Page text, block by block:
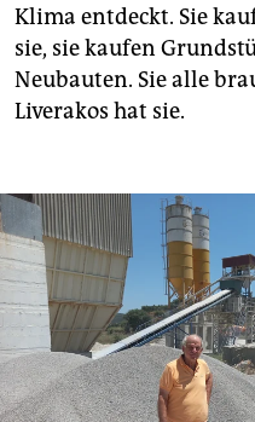
Klima entdeckt. Sie
sie, sie kaufen
Neubauten. Sie alle
Liverakos hat sie.